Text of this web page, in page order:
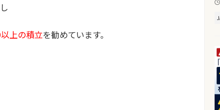
上の積立を勧めています。